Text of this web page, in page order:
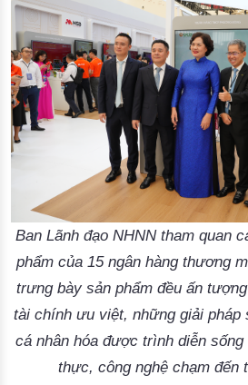
Ban Lãnh đạo NHNN tham quan
phẩm của 15 ngân hàng thương
trưng bày sản phẩm đều ấn
tài chính ưu việt, những giải pháp
cá nhân hóa được trình diễn
thực, công nghệ chạm đến